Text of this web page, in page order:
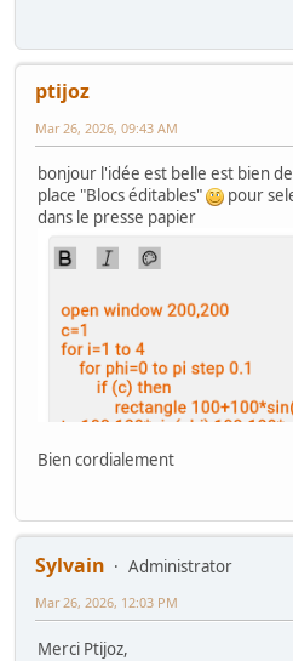
ptijoz
Mar 26, 2026, 09:43 AM
bonjour l'idée est belle est bien
place "Blocs éditables"
pour
dans le presse papier
Bien cordialement
Sylvain
Administrator
Mar 26, 2026, 12:03 PM
Merci Ptijoz,